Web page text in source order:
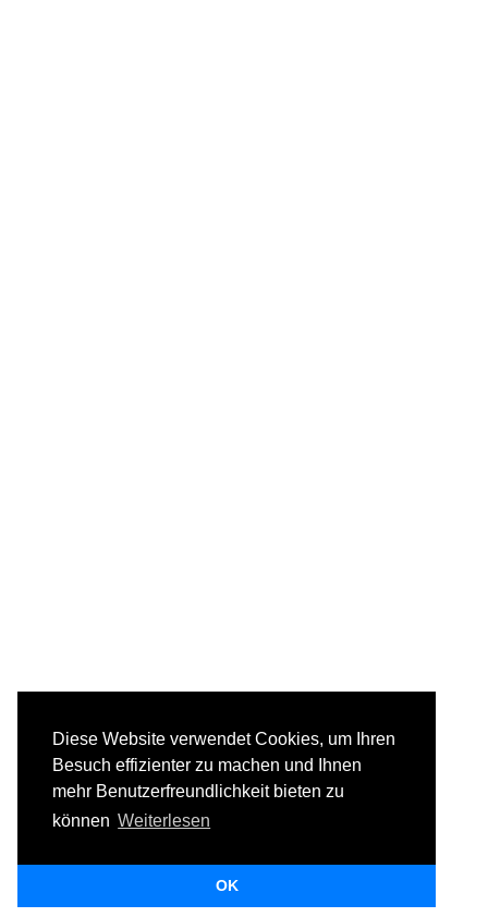
Diese Website verwendet Cookies, um Ihren
Besuch effizienter zu machen und Ihnen
mehr Benutzerfreundlichkeit bieten zu
können Weiterlesen
OK